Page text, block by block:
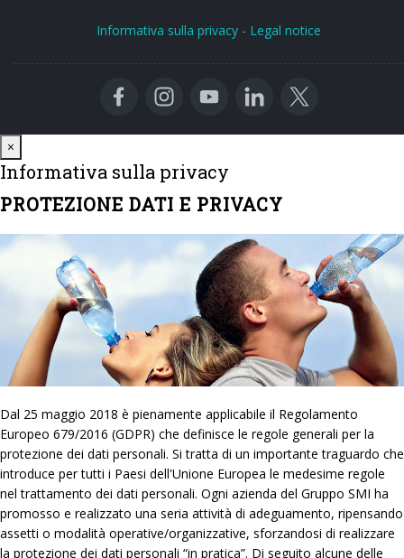
Informativa sulla privacy - Legal notice
×
Informativa sulla privacy
PROTEZIONE DATI E PRIVACY
Dal 25 maggio 2018 è pienamente applicabile il Regolamento
Europeo 679/2016 (GDPR) che definisce le regole generali per la
protezione dei dati personali. Si tratta di un importante traguardo che
introduce per tutti i Paesi dell'Unione Europea le medesime regole
nel trattamento dei dati personali. Ogni azienda del Gruppo SMI ha
promosso e realizzato una seria attività di adeguamento, ripensando
assetti o modalità operative/organizzative, sforzandosi di realizzare
la protezione dei dati personali “in pratica”. Di seguito alcune delle